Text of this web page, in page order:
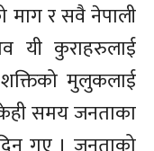
माग र सवै नेपाली
यी कुराहरुलाई
मुलुकलाई
समय जनताका